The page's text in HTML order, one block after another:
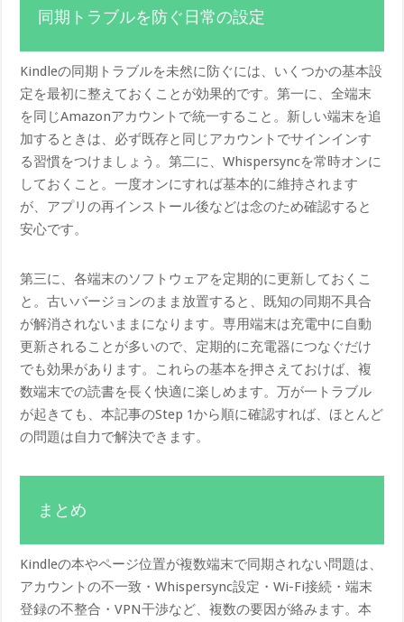
同期トラブルを防ぐ日常の設定
Kindleの同期トラブルを未然に防ぐには、いくつかの基本設
定を最初に整えておくことが効果的です。第一に、全端末
を同じAmazonアカウントで統一すること。新しい端末を追
加するときは、必ず既存と同じアカウントでサインインす
る習慣をつけましょう。第二に、Whispersyncを常時オンに
しておくこと。一度オンにすれば基本的に維持されます
が、アプリの再インストール後などは念のため確認すると
安心です。
第三に、各端末のソフトウェアを定期的に更新しておくこ
と。古いバージョンのまま放置すると、既知の同期不具合
が解消されないままになります。専用端末は充電中に自動
更新されることが多いので、定期的に充電器につなぐだけ
でも効果があります。これらの基本を押さえておけば、複
数端末での読書を長く快適に楽しめます。万が一トラブル
が起きても、本記事のStep 1から順に確認すれば、ほとんど
の問題は自力で解決できます。
まとめ
Kindleの本やページ位置が複数端末で同期されない問題は、
アカウントの不一致・Whispersync設定・Wi-Fi接続・端末
登録の不整合・VPN干渉など、複数の要因が絡みます。本